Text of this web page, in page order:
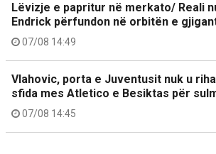
Lëvizje e papritur në merkato/ Reali
Endrick përfundon në orbitën e
07/08 14:49
Vlahovic, porta e Juventusit nuk u
sfida mes Atletico e Besiktas për
07/08 14:45